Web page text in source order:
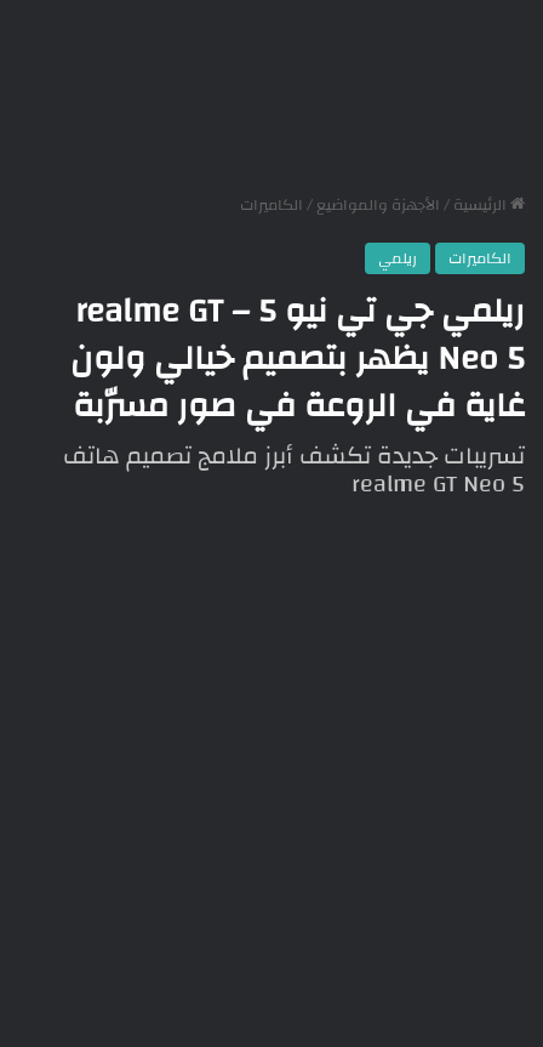
الرئيسية/ الأجهزة والمواضيع/ الكاميرات
الكاميرات
ريلمي
ريلمي جي تي نيو 5 – realme GT
Neo 5 يظهر بتصميم خيالي ولون
غاية في الروعة في صور مسرّبة
تسريبات جديدة تكشف أبرز ملامج تصميم هاتف
realme GT Neo 5